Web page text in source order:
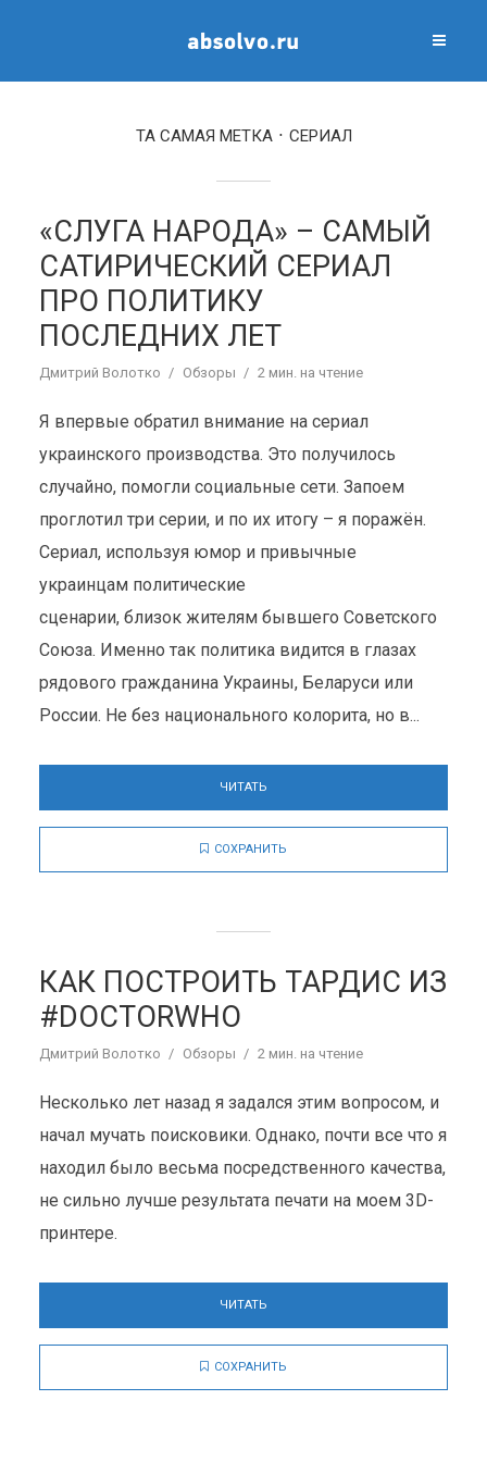
ТА САМАЯ МЕТКА СЕРИАЛ
«СЛУГА НАРОДА» – САМЫЙ
САТИРИЧЕСКИЙ СЕРИАЛ
ПРО ПОЛИТИКУ
ПОСЛЕДНИХ ЛЕТ
Дмитрий Волотко Обзоры 2 мин. на чтение
Я впервые обратил внимание на сериал
украинского производства. Это получилось
случайно, помогли социальные сети. Запоем
проглотил три серии, и по их итогу – я поражён.
Сериал, используя юмор и привычные
украинцам политические
сценарии, близок жителям бывшего Советского
Союза. Именно так политика видится в глазах
рядового гражданина Украины, Беларуси или
России. Не без национального колорита, но в...
ЧИТАТЬ
СОХРАНИТЬ
КАК ПОСТРОИТЬ ТАРДИС ИЗ
#DOCTORWHO
Дмитрий Волотко Обзоры 2 мин. на чтение
Несколько лет назад я задался этим вопросом, и
начал мучать поисковики. Однако, почти все что я
находил было весьма посредственного качества,
не сильно лучше результата печати на моем 3D-
принтере.
ЧИТАТЬ
СОХРАНИТЬ